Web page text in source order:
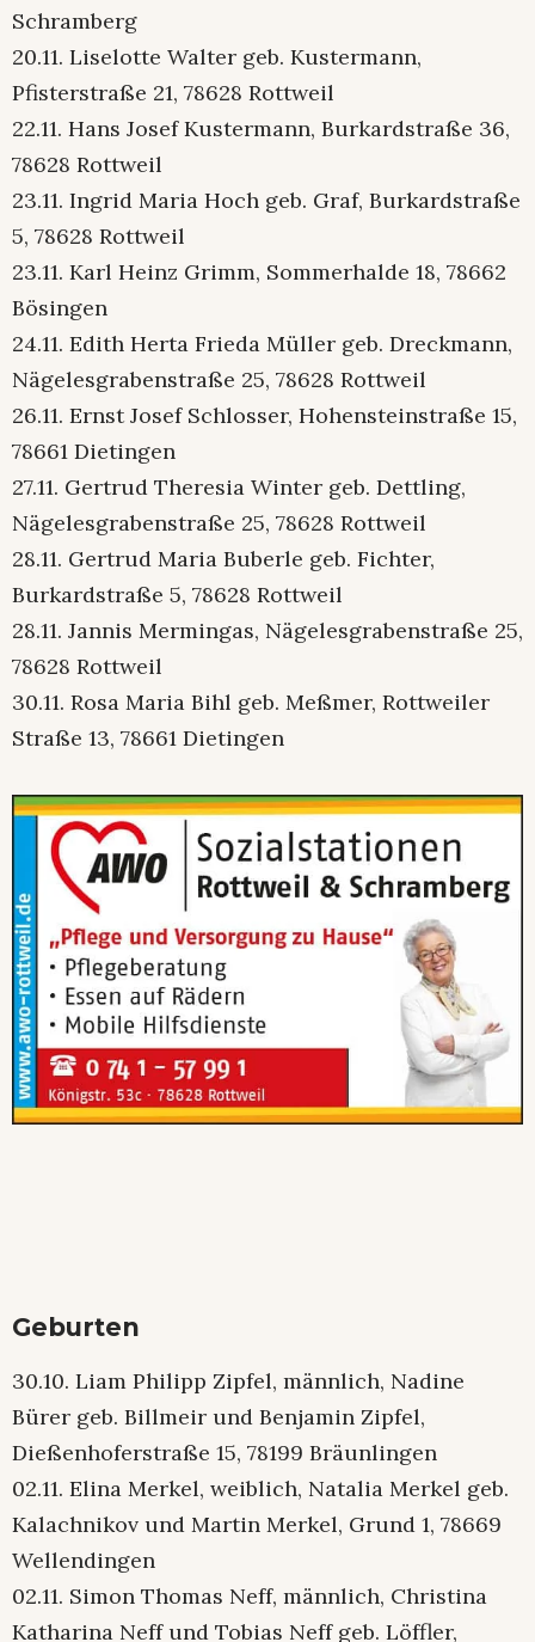
Schramberg
20.11. Liselotte Walter geb. Kustermann,
Pfisterstraße 21, 78628 Rottweil
22.11. Hans Josef Kustermann, Burkardstraße 36,
78628 Rottweil
23.11. Ingrid Maria Hoch geb. Graf, Burkardstraße
5, 78628 Rottweil
23.11. Karl Heinz Grimm, Sommerhalde 18, 78662
Bösingen
24.11. Edith Herta Frieda Müller geb. Dreckmann,
Nägelesgrabenstraße 25, 78628 Rottweil
26.11. Ernst Josef Schlosser, Hohensteinstraße 15,
78661 Dietingen
27.11. Gertrud Theresia Winter geb. Dettling,
Nägelesgrabenstraße 25, 78628 Rottweil
28.11. Gertrud Maria Buberle geb. Fichter,
Burkardstraße 5, 78628 Rottweil
28.11. Jannis Mermingas, Nägelesgrabenstraße 25,
78628 Rottweil
30.11. Rosa Maria Bihl geb. Meßmer, Rottweiler
Straße 13, 78661 Dietingen
Geburten
30.10. Liam Philipp Zipfel, männlich, Nadine
Bürer geb. Billmeir und Benjamin Zipfel,
Dießenhoferstraße 15, 78199 Bräunlingen
02.11. Elina Merkel, weiblich, Natalia Merkel geb.
Kalachnikov und Martin Merkel, Grund 1, 78669
Wellendingen
02.11. Simon Thomas Neff, männlich, Christina
Katharina Neff und Tobias Neff geb. Löffler,